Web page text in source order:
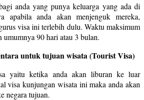
anda yang punya keluarga yang ada di
apabila anda akan menjenguk mereka,
visa ini terlebih dulu. Waktu maksimum
umumnya 90 hari atau 3 bulan.
untuk tujuan wisata (Tourist Visa)
yaitu ketika anda akan liburan ke luar
visa kunjungan wisata ini maka anda akan
negara tujuan.